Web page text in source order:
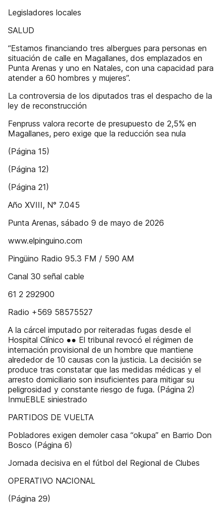
Legisladores locales
SALUD
“Estamos financiando tres albergues para personas en
situación de calle en Magallanes, dos emplazados en
Punta Arenas y uno en Natales, con una capacidad para
atender a 60 hombres y mujeres”.
La controversia de los diputados tras el despacho de la
ley de reconstrucción
Fenpruss valora recorte de presupuesto de 2,5% en
Magallanes, pero exige que la reducción sea nula
(Página 15)
(Página 12)
(Página 21)
Año XVIII, N° 7.045
Punta Arenas, sábado 9 de mayo de 2026
www.elpinguino.com
Pingüino Radio 95.3 FM / 590 AM
Canal 30 señal cable
61 2 292900
Radio +569 58575527
A la cárcel imputado por reiteradas fugas desde el
Hospital Clínico ●● El tribunal revocó el régimen de
internación provisional de un hombre que mantiene
alrededor de 10 causas con la justicia. La decisión se
produce tras constatar que las medidas médicas y el
arresto domiciliario son insuficientes para mitigar su
peligrosidad y constante riesgo de fuga. (Página 2)
InmuEBLE siniestrado
PARTIDOS DE VUELTA
Pobladores exigen demoler casa “okupa” en Barrio Don
Bosco (Página 6)
Jornada decisiva en el fútbol del Regional de Clubes
OPERATIVO NACIONAL
(Página 29)